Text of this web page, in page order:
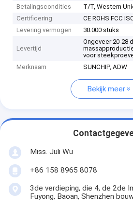
Betalingscondities
T/T, Western
Certificering
CE ROHS FCC
Levering vermogen
30.000 stuks
Levertijd
Ongeveer 20-28
voor
Merknaam
SUNCHIP, ADW
Bekijk meer
Miss. Juli Wu
+86 158 8965 8078
3de verdieping, die 4, de 2de
Fuyong, Baoan, Shenzhen